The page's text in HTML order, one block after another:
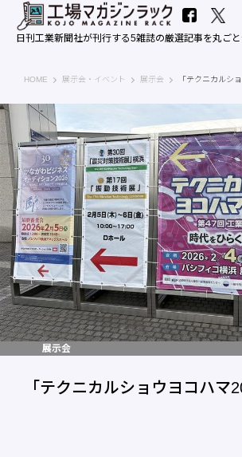
日刊工業新聞社が刊行する5雑誌の厳選記事を丸ごと
HOME 工場マガジンラック｜日刊工業新聞社
展示会・イベント 展示会 「テクニカルシ
展示会
「テクニカルショウヨコハマ